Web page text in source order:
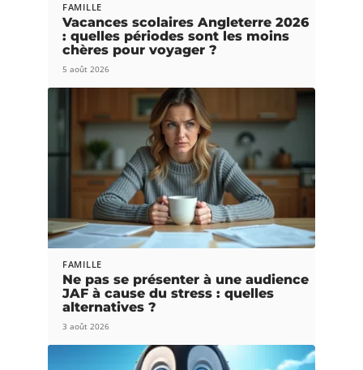
FAMILLE
Vacances scolaires Angleterre 2026
: quelles périodes sont les moins
chères pour voyager ?
5 août 2026
FAMILLE
Ne pas se présenter à une audience
JAF à cause du stress : quelles
alternatives ?
3 août 2026